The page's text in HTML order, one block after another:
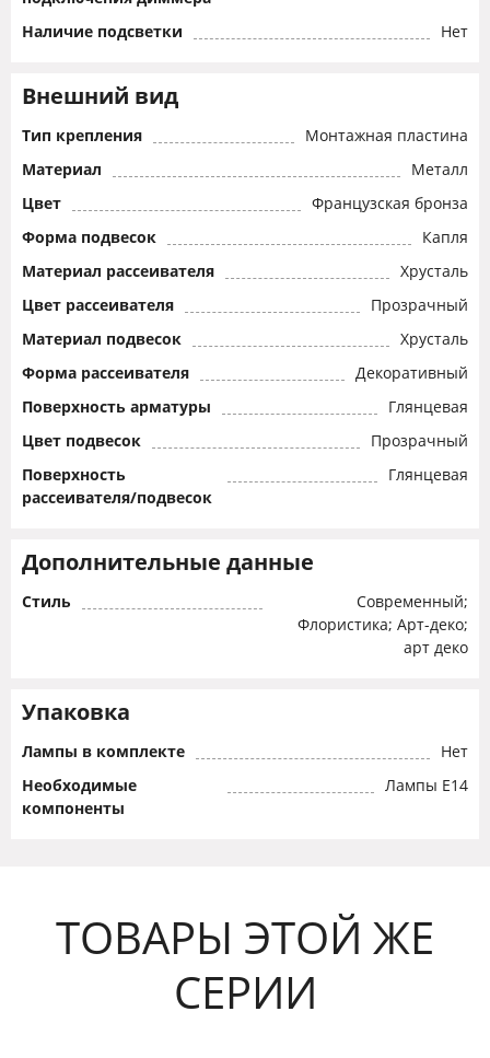
Наличие подсветки
Нет
Внешний вид
Тип крепления
Монтажная пластина
Материал
Металл
Цвет
Французская бронза
Форма подвесок
Капля
Материал рассеивателя
Хрусталь
Цвет рассеивателя
Прозрачный
Материал подвесок
Хрусталь
Форма рассеивателя
Декоративный
Поверхность арматуры
Глянцевая
Цвет подвесок
Прозрачный
Поверхность
рассеивателя/подвесок
Глянцевая
Дополнительные данные
Стиль
Современный;
Флористика; Арт-деко;
арт деко
Упаковка
Лампы в комплекте
Нет
Необходимые
компоненты
Лампы Е14
ТОВАРЫ ЭТОЙ ЖЕ
СЕРИИ